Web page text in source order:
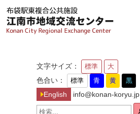
内
容
を
文字サイズ： 標準 大
色合い： 標準 青 黄 黒
English info@konan-koryu.jp
検